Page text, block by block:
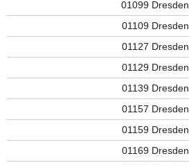
01099 Dresden
01109 Dresden
01127 Dresden
01129 Dresden
01139 Dresden
01157 Dresden
01159 Dresden
01169 Dresden